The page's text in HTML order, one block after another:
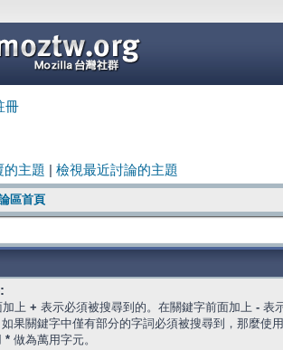
冊
的主題 檢視最近討論的主題
區首頁
上 + 表示必須被搜尋到的。在關鍵字前面加上 - 表
果關鍵字中僅有部分的字詞必須被搜尋到，那麼使
* 做為萬用字元。